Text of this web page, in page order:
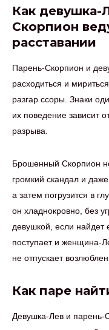
Как девушка-
Скорпион
расставании
Парень-Скорпион и
расходиться и
разгар ссоры. Знаки
их поведение зависит
разрыва.
Брошенный Скорпион
громкий скандал и
а затем погрузится в
он хладнокровно, без
девушкой, если найдет
поступает и женщина-
не отпускает
Как паре
Девушка-Лев и парень-